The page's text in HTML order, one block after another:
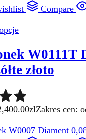
Compare
W0111T
złoto
złZakres cen: